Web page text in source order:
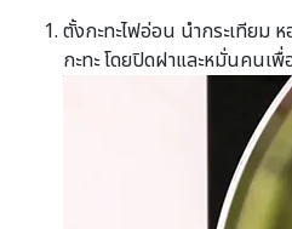
ตั้งกะทะไฟอ่อน นำกระเทียม
กะทะ โดยปิดฝาและหมั่นคนเ